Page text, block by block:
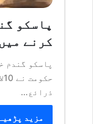
پاسکو
کرنے
پاسکو گندم
ذرائع…
مزید